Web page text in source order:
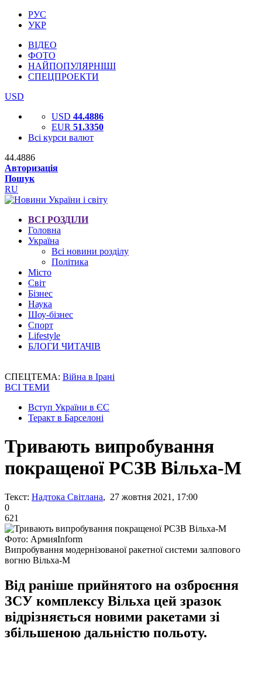
РУС
УКР
ВІДЕО
ФОТО
НАЙПОПУЛЯРНІШІ
СПЕЦПРОЕКТИ
USD
USD 44.4886
EUR 51.3350
Всі курси валют
44.4886
Авторизація
Пошук
RU
ВСІ РОЗДІЛИ
Головна
Україна
Всі новини розділу
Політика
Місто
Світ
Бізнес
Наука
Шоу-бізнес
Спорт
Lifestyle
БЛОГИ ЧИТАЧІВ
СПЕЦТЕМА: Війна в Ірані
ВСІ ТЕМИ
Вступ України в ЄС
Теракт в Барселоні
Тривають випробування
покращеної РСЗВ Вільха-М
Текст: Надтока Світлана, 27 жовтня 2021, 17:00
0
621
Фото: АрмияInform
Випробування модернізованої ракетної системи залпового
вогню Вільха-М
Від раніше прийнятого на озброєння
ЗСУ комплексу Вільха цей зразок
відрізняється новими ракетами зі
збільшеною дальністю польоту.